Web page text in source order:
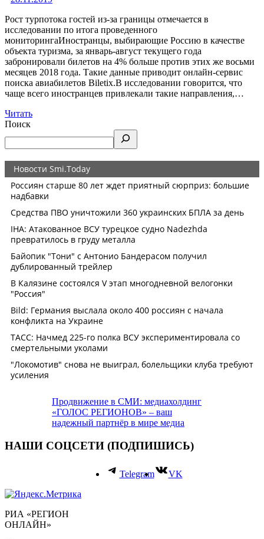
Рост турпотока гостей из-за границы отмечается в
исследовании по итога проведенного
мониторингаИностранцы, выбирающие Россию в качестве
объекта туризма, за январь-август текущего года
забронировали билетов на 4% больше против этих же восьми
месяцев 2018 года. Такие данные приводит онлайн-сервис
поиска авиабилетов Biletix.В исследовании говорится, что
чаще всего иностранцев привлекали такие направления,…
Читать
Поиск
Продвижение в СМИ: медиахолдинг
«ГОЛОС РЕГИОНОВ» – ваш
надежный партнёр в мире медиа
НАШИ СОЦСЕТИ (ПОДПИШИСЬ)
Telegram VK
РИА «РЕГИОН
ОНЛАЙН»